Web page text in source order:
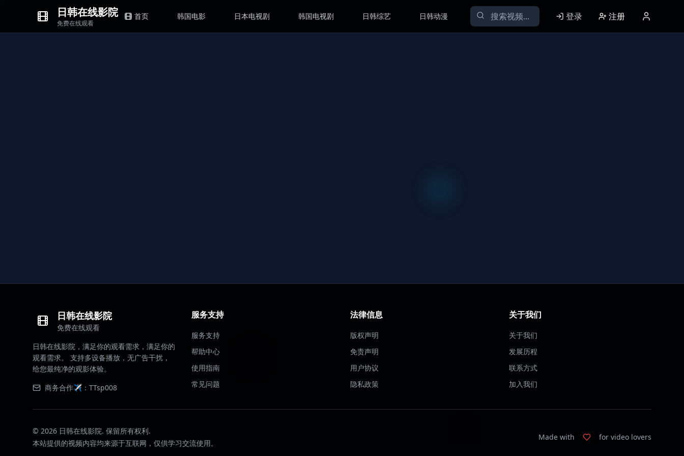
日韩在线影院
免费在线观看
首页 韩国电影 日本电视剧 韩国电视剧 日韩综艺 日韩动漫 登录 注册
日韩在线影院
免费在线观看
日韩在线影院，满足你的观看需求，满足你的
观看需求。 支持多设备播放，无广告干扰，
给您最纯净的观影体验。
商务合作✈️：TTsp008
服务支持
服务支持
帮助中心
使用指南
常见问题
法律信息
版权声明
免责声明
用户协议
隐私政策
关于我们
关于我们
发展历程
联系方式
加入我们
© 2026 日韩在线影院. 保留所有权利.
本站提供的视频内容均来源于互联网，仅供学习交流使用。
Made with for video lovers